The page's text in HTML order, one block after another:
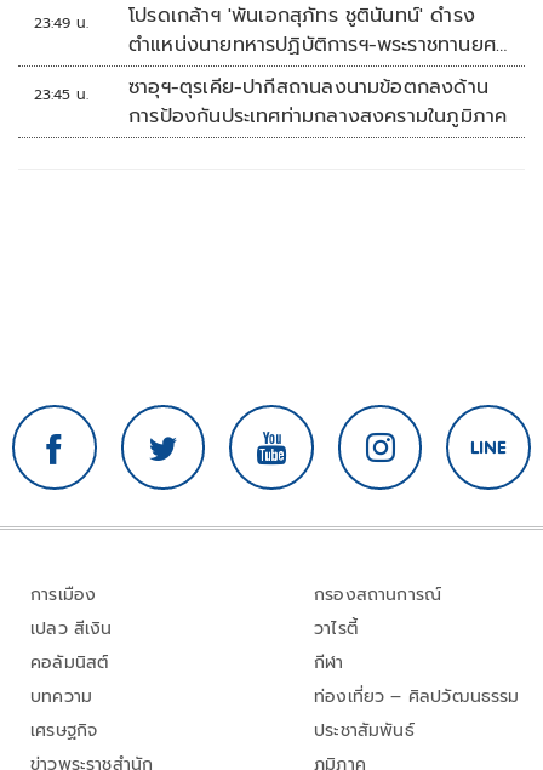
23:49 น.
โปรดเกล้าฯ 'พันเอกสุภัทร ชูตินันทน์' ดำรง
ตำแหน่งนายทหารปฏิบัติการฯ-พระราชทานยศ
'พลตรี'
23:45 น.
ซาอุฯ-ตุรเคีย-ปากีสถานลงนามข้อตกลงด้าน
การป้องกันประเทศท่ามกลางสงครามในภูมิภาค
การเมือง
เปลว สีเงิน
คอลัมนิสต์
บทความ
เศรษฐกิจ
ข่าวพระราชสำนัก
กรองสถานการณ์
วาไรตี้
กีฬา
ท่องเที่ยว – ศิลปวัฒนธรรม
ประชาสัมพันธ์
ภูมิภาค